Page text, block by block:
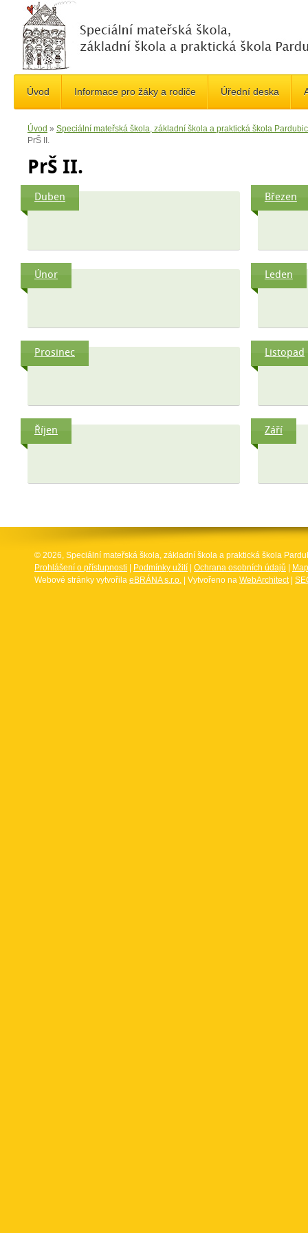
Úvod Informace pro žáky a rodiče Úřední deska
Úvod » Speciální mateřská škola, základní škola a praktická škola
PrŠ II.
PrŠ II.
Duben Březen
Únor Leden
Prosinec Listopad
Říjen Září
© 2026, Speciální mateřská škola, základní škola a praktická škola
Prohlášení o přístupnosti
Podmínky užití Ochrana osobních údajů
Webové stránky vytvořila eBRÁNA s.r.o. | Vytvořeno na WebArchitect|